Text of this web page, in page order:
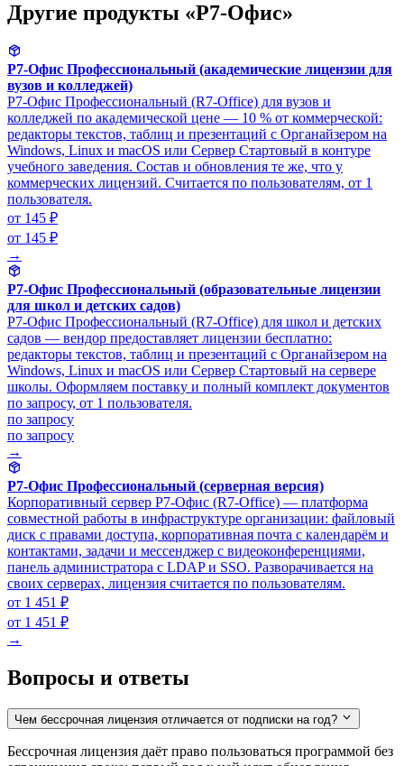
Другие продукты «Р7-Офис»
Р7-Офис Профессиональный (академические лицензии для
вузов и колледжей)
Р7-Офис Профессиональный (R7-Office) для вузов и
колледжей по академической цене — 10 % от коммерческой:
редакторы текстов, таблиц и презентаций с Органайзером на
Windows, Linux и macOS или Сервер Стартовый в контуре
учебного заведения. Состав и обновления те же, что у
коммерческих лицензий. Считается по пользователям, от 1
пользователя.
от 145 ₽
от 145 ₽
→
Р7-Офис Профессиональный (образовательные лицензии
для школ и детских садов)
Р7-Офис Профессиональный (R7-Office) для школ и детских
садов — вендор предоставляет лицензии бесплатно:
редакторы текстов, таблиц и презентаций с Органайзером на
Windows, Linux и macOS или Сервер Стартовый на сервере
школы. Оформляем поставку и полный комплект документов
по запросу, от 1 пользователя.
по запросу
по запросу
→
Р7-Офис Профессиональный (серверная версия)
Корпоративный сервер Р7-Офис (R7-Office) — платформа
совместной работы в инфраструктуре организации: файловый
диск с правами доступа, корпоративная почта с календарём и
контактами, задачи и мессенджер с видеоконференциями,
панель администратора с LDAP и SSO. Разворачивается на
своих серверах, лицензия считается по пользователям.
от 1 451 ₽
от 1 451 ₽
→
Вопросы и ответы
Чем бессрочная лицензия отличается от подписки на год?
Бессрочная лицензия даёт право пользоваться программой без